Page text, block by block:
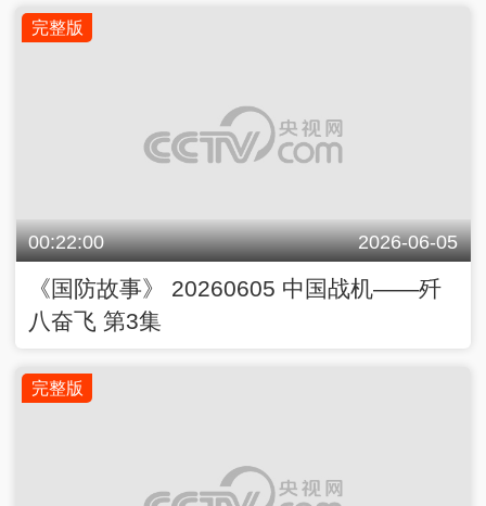
完整版
00:22:00 2026-06-05
《国防故事》 20260605 中国战机——歼
八奋飞 第3集
完整版